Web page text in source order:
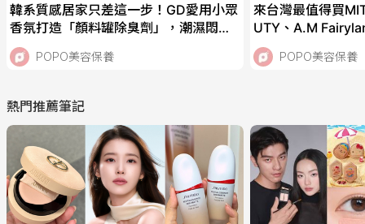
韓系質感居家只差這一步！GD愛用小眾
香氛打造「顏料罐除臭劑」，潮濕悶臭
通通被吸淨、掛在牆上直接變藝術品！
POPO美容保養
來台灣最值得買
UTY、A.M
推AKIMIA微電流
POPO美容保養
熱門推薦筆記